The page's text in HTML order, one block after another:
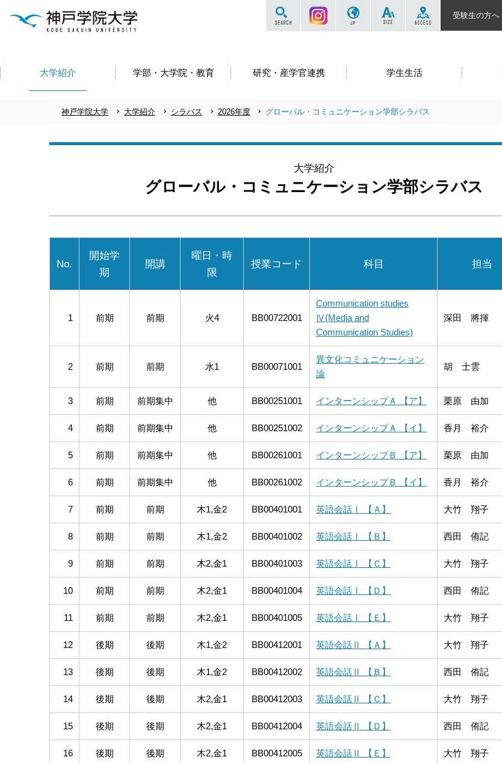
大学紹介 学部・大学院・教育 研究・産学官連携 学生生活
サイト内を検索する
Instagram SIZE
受験生の方へ
神戸学院大学 大学紹介 シラバス 2026年度 グローバル・コミュニケーション学部シラバス
大学紹介
グローバル・コミュニケーション学部シラバス
No.
開始学
期
開講
曜日・時
限
授業コード 科目 担当
1 前期 前期 火4 BB00722001
Communication studies
Ⅳ(Media and
Communication Studies)
深田 將揮
2 前期 前期 水1 BB00071001
異文化コミュニケーション
論
胡 士雲
3 前期 前期集中 他 BB00251001 インターンシップＡ 【ア】 栗原 由加
4 前期 前期集中 他 BB00251002 インターンシップＡ 【イ】 香月 裕介
5 前期 前期集中 他 BB00261001 インターンシップＢ 【ア】 栗原 由加
6 前期 前期集中 他 BB00261002 インターンシップＢ 【イ】 香月 裕介
7 前期 前期 木1,金2 BB00401001 英語会話Ⅰ 【Ａ】 大竹 翔子
8 前期 前期 木1,金2 BB00401002 英語会話Ⅰ 【Ｂ】 西田 侑記
9 前期 前期 木2,金1 BB00401003 英語会話Ⅰ 【Ｃ】 大竹 翔子
10 前期 前期 木2,金1 BB00401004 英語会話Ⅰ 【Ｄ】 西田 侑記
11 前期 前期 木2,金1 BB00401005 英語会話Ⅰ 【Ｅ】 大竹 翔子
12 後期 後期 木1,金2 BB00412001 英語会話Ⅱ 【Ａ】 大竹 翔子
13 後期 後期 木1,金2 BB00412002 英語会話Ⅱ 【Ｂ】 西田 侑記
14 後期 後期 木2,金1 BB00412003 英語会話Ⅱ 【Ｃ】 大竹 翔子
15 後期 後期 木2,金1 BB00412004 英語会話Ⅱ 【Ｄ】 西田 侑記
16 後期 後期 木2,金1 BB00412005 英語会話Ⅱ 【Ｅ】 大竹 翔子